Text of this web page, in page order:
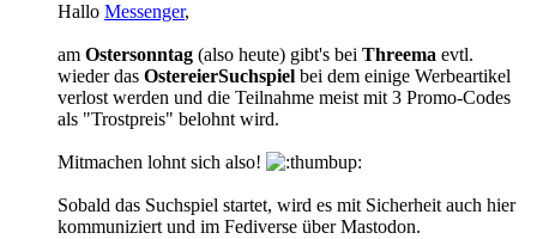
Hallo Messenger,
am Ostersonntag (also heute) gibt's bei Threema evtl.
wieder das OstereierSuchspiel bei dem einige Werbeartikel
verlost werden und die Teilnahme meist mit 3 Promo-Codes
als "Trostpreis" belohnt wird.
Mitmachen lohnt sich also!
Sobald das Suchspiel startet, wird es mit Sicherheit auch hier
kommuniziert und im Fediverse über Mastodon.